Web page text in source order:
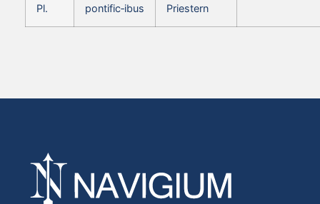
Pl.
pontific‑ibus
Priestern